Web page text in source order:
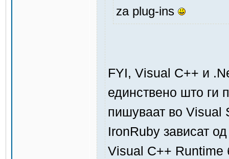
za plug-ins
FYI, Visual C++ и
единствено што ги
пишуваат во Visual
IronRuby зависат
Visual C++ Runtime